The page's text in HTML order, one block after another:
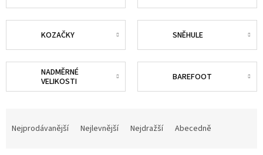
KOZAČKY SNĚHULE
NADMĚRNÉ
VELIKOSTI
BAREFOOT
Nejprodávanější Nejlevnější Nejdražší Abecedně